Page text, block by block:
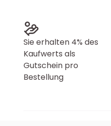
Sie erhalten 4% des
Kaufwerts als
Gutschein pro
Bestellung